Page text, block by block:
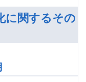
に関するその